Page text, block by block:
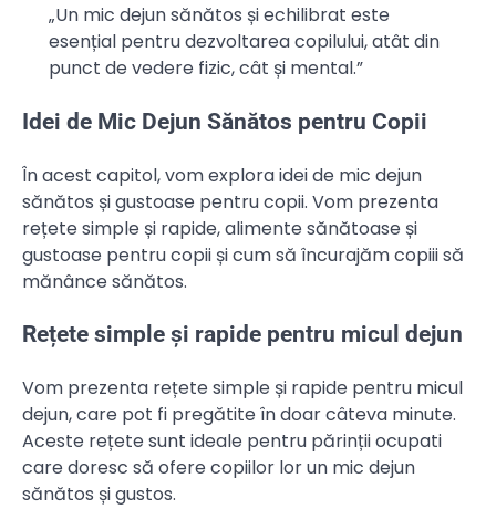
„Un mic dejun sănătos și echilibrat este
esențial pentru dezvoltarea copilului, atât din
punct de vedere fizic, cât și mental.”
Idei de Mic Dejun Sănătos pentru Copii
În acest capitol, vom explora idei de mic dejun
sănătos și gustoase pentru copii. Vom prezenta
rețete simple și rapide, alimente sănătoase și
gustoase pentru copii și cum să încurajăm copiii să
mănânce sănătos.
Rețete simple și rapide pentru micul dejun
Vom prezenta rețete simple și rapide pentru micul
dejun, care pot fi pregătite în doar câteva minute.
Aceste rețete sunt ideale pentru părinții ocupati
care doresc să ofere copiilor lor un mic dejun
sănătos și gustos.